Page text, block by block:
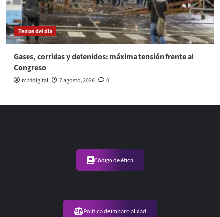
Temas del dia
Gases, corridas y detenidos: máxima tensión frente al
Congreso
m24digital 7 agosto, 2026 0
Código de ética
Política de imparcialidad